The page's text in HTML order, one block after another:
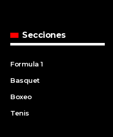
Secciones
Formula 1
Basquet
Boxeo
Tenis